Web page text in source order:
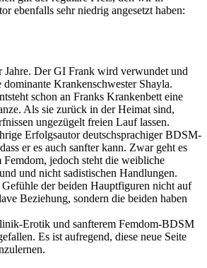
ebenfalls sehr niedrig angesetzt haben:
Jahre. Der GI Frank wird verwundet und
Krankenschwester Shayla.
schon an Franks Krankenbett eine
Als sie zurück in der Heimat sind,
ungezügelt freien Lauf lassen.
Erfolgsautor deutschsprachiger BDSM-
er es auch sanfter kann. Zwar geht es
Femdom, jedoch steht die weibliche
und nicht sadistischen Handlungen.
der beiden Hauptfiguren nicht auf
Beziehung, sondern die beiden haben
Erotik und sanfterem Femdom-BDSM
Es ist aufregend, diese neue Seite